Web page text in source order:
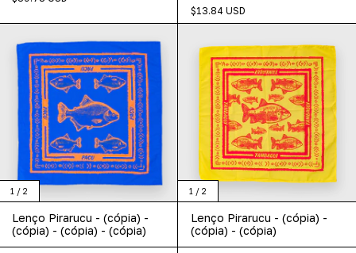
$13.84 USD
1 / 2
Lenço Pirarucu - (cópia) -
(cópia) - (cópia) - (cópia)
1 / 2
Lenço Pirarucu - (cópia) -
(cópia) - (cópia)